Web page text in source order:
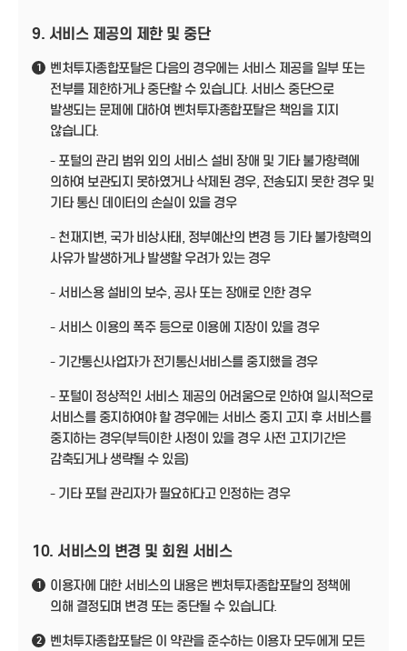
9. 서비스 제공의 제한 및 중단
1
벤처투자종합포탈은 다음의 경우에는 서비스 제공을 일부 또는
전부를 제한하거나 중단할 수 있습니다. 서비스 중단으로
발생되는 문제에 대하여 벤처투자종합포탈은 책임을 지지
않습니다.
- 포털의 관리 범위 외의 서비스 설비 장애 및 기타 불가항력에
의하여 보관되지 못하였거나 삭제된 경우, 전송되지 못한 경우 및
기타 통신 데이터의 손실이 있을 경우
- 천재지변, 국가 비상사태, 정부예산의 변경 등 기타 불가항력의
사유가 발생하거나 발생할 우려가 있는 경우
- 서비스용 설비의 보수, 공사 또는 장애로 인한 경우
- 서비스 이용의 폭주 등으로 이용에 지장이 있을 경우
- 기간통신사업자가 전기통신서비스를 중지했을 경우
- 포털이 정상적인 서비스 제공의 어려움으로 인하여 일시적으로
서비스를 중지하여야 할 경우에는 서비스 중지 고지 후 서비스를
중지하는 경우(부득이한 사정이 있을 경우 사전 고지기간은
감축되거나 생략될 수 있음)
- 기타 포털 관리자가 필요하다고 인정하는 경우
10. 서비스의 변경 및 회원 서비스
1
이용자에 대한 서비스의 내용은 벤처투자종합포탈의 정책에
의해 결정되며 변경 또는 중단될 수 있습니다.
2
벤처투자종합포탈은 이 약관을 준수하는 이용자 모두에게 모든